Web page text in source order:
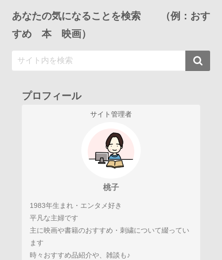
あなたの気になることを検索 （例：おす
すめ 本 映画）
プロフィール
サイト管理者
桃子
1983年生まれ・エンタメ好き
平凡な主婦です
主に映画や書籍のおすすめ・刺繍について綴ってい
ます
時々おすすめ品紹介や、雑談も♪